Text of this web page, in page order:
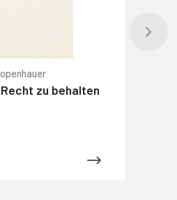
zu behalten